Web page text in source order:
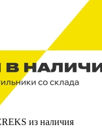
из наличия